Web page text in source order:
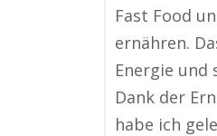
Fast Food
ernähren.
Energie und
Dank der
habe ich